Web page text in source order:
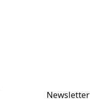
Newsletter